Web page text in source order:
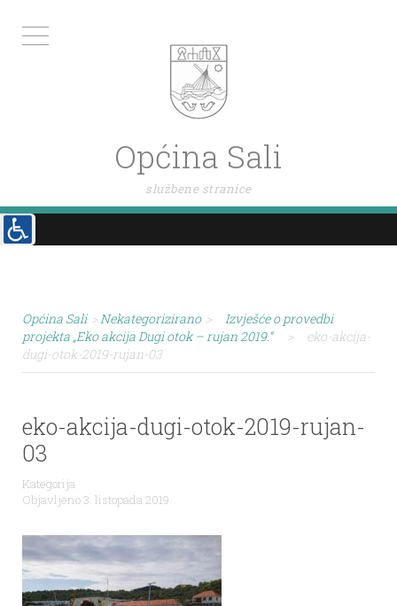
Općina Sali
službene stranice
Općina Sali > Nekategorizirano >
Izvješće o provedbi
projekta „Eko akcija Dugi otok – rujan 2019.“
>
eko-akcija-
dugi-otok-2019-rujan-03
eko-akcija-dugi-otok-2019-rujan-
03
Kategorija
Objavljeno 3. listopada 2019.